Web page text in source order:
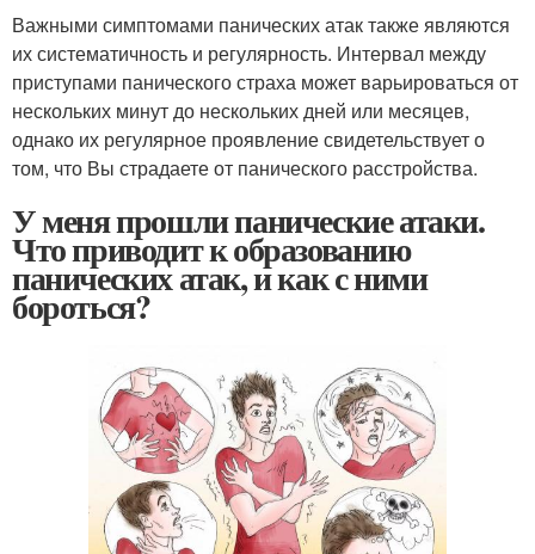
Важными симптомами панических атак также являются
их систематичность и регулярность. Интервал между
приступами панического страха может варьироваться от
нескольких минут до нескольких дней или месяцев,
однако их регулярное проявление свидетельствует о
том, что Вы страдаете от панического расстройства.
У меня прошли панические атаки.
Что приводит к образованию
панических атак, и как с ними
бороться?